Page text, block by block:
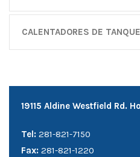
CALENTADORES DE
19115 Aldine Westfield Rd.
Tel: 281-821-7150
Fax: 281-821-1220